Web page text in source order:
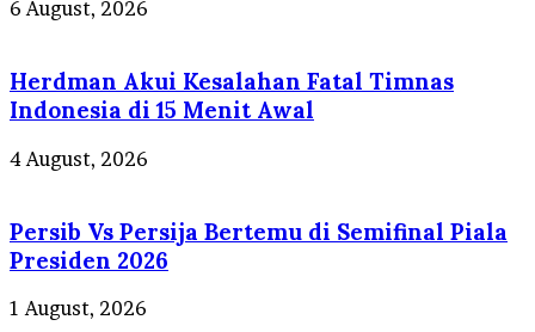
6 August, 2026
Herdman Akui Kesalahan Fatal Timnas
Indonesia di 15 Menit Awal
4 August, 2026
Persib Vs Persija Bertemu di Semifinal Piala
Presiden 2026
1 August, 2026